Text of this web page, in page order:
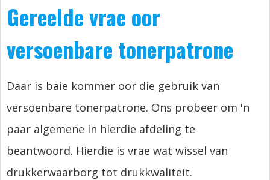
Gereelde vrae oor
versoenbare tonerpatrone
Daar is baie kommer oor die gebruik van
versoenbare tonerpatrone. Ons probeer om 'n
paar algemene in hierdie afdeling te
beantwoord. Hierdie is vrae wat wissel van
drukkerwaarborg tot drukkwaliteit.